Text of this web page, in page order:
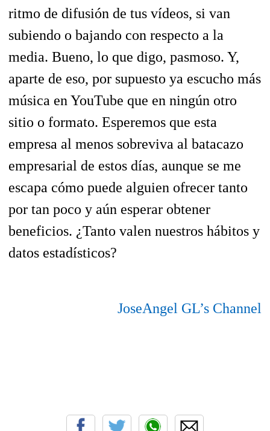
ritmo de difusión de tus vídeos, si van
subiendo o bajando con respecto a la
media. Bueno, lo que digo, pasmoso. Y,
aparte de eso, por supuesto ya escucho más
música en YouTube que en ningún otro
sitio o formato. Esperemos que esta
empresa al menos sobreviva al batacazo
empresarial de estos días, aunque se me
escapa cómo puede alguien ofrecer tanto
por tan poco y aún esperar obtener
beneficios. ¿Tanto valen nuestros hábitos y
datos estadísticos?
JoseAngel GL’s Channel